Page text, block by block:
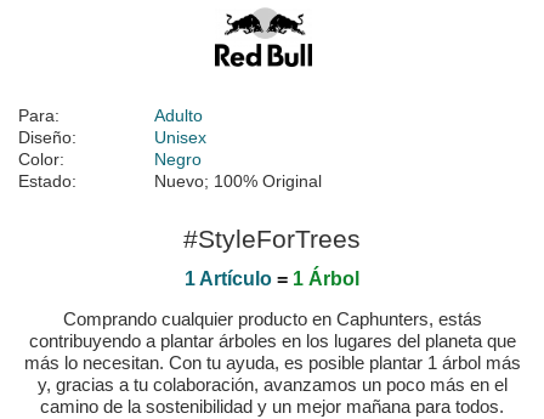
Para:
Adulto
Diseño:
Unisex
Color:
Negro
Estado:
Nuevo; 100% Original
#StyleForTrees
1 Artículo = 1 Árbol
Comprando cualquier producto en Caphunters, estás
contribuyendo a plantar árboles en los lugares del planeta que
más lo necesitan. Con tu ayuda, es posible plantar 1 árbol más
y, gracias a tu colaboración, avanzamos un poco más en el
camino de la sostenibilidad y un mejor mañana para todos.